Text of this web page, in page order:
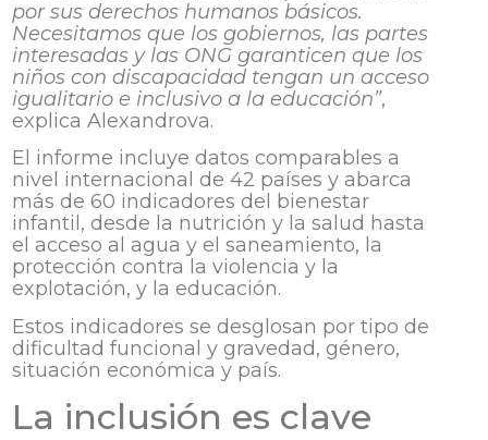
por sus derechos humanos básicos.
Necesitamos que los gobiernos, las partes
interesadas y las ONG garanticen que los
niños con discapacidad tengan un acceso
igualitario e inclusivo a la educación”,
explica Alexandrova.
El informe incluye datos comparables a
nivel internacional de 42 países y abarca
más de 60 indicadores del bienestar
infantil, desde la nutrición y la salud hasta
el acceso al agua y el saneamiento, la
protección contra la violencia y la
explotación, y la educación.
Estos indicadores se desglosan por tipo de
dificultad funcional y gravedad, género,
situación económica y país.
La inclusión es clave